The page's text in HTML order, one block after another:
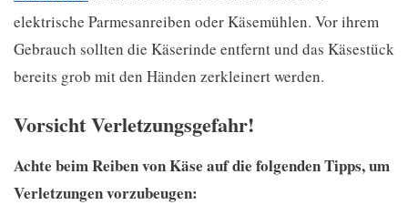
elektrische Parmesanreiben oder Käsemühlen. Vor ihrem
Gebrauch sollten die Käserinde entfernt und das Käsestück
bereits grob mit den Händen zerkleinert werden.
Vorsicht Verletzungsgefahr!
Achte beim Reiben von Käse auf die folgenden Tipps, um
Verletzungen vorzubeugen: